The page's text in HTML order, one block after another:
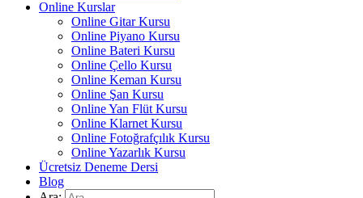
Online Kurslar
Online Gitar Kursu
Online Piyano Kursu
Online Bateri Kursu
Online Çello Kursu
Online Keman Kursu
Online Şan Kursu
Online Yan Flüt Kursu
Online Klarnet Kursu
Online Fotoğrafçılık Kursu
Online Yazarlık Kursu
Ücretsiz Deneme Dersi
Blog